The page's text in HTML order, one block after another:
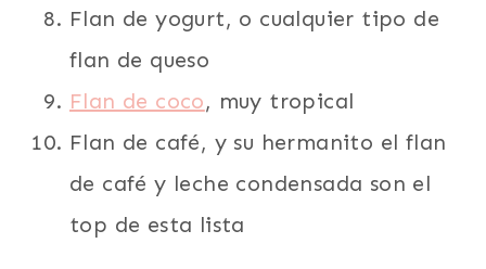
Flan de yogurt, o cualquier tipo de
flan de queso
Flan de coco, muy tropical
Flan de café, y su hermanito el flan
de café y leche condensada son el
top de esta lista